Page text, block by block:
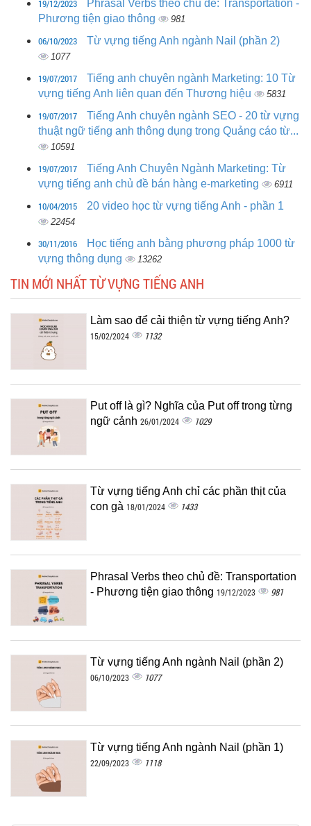
19/12/2023
Phrasal Verbs theo chủ đề: Transportation -
Phương tiện giao thông
981
06/10/2023 Từ vựng tiếng Anh ngành Nail (phần 2)
1077
19/07/2017
Tiếng anh chuyên ngành Marketing: 10 Từ
vựng tiếng Anh liên quan đến Thương hiệu
5831
19/07/2017
Tiếng Anh chuyên ngành SEO - 20 từ vựng
thuật ngữ tiếng anh thông dụng trong Quảng cáo từ...
10591
19/07/2017
Tiếng Anh Chuyên Ngành Marketing: Từ
vựng tiếng anh chủ đề bán hàng e-marketing
6911
10/04/2015 20 video học từ vựng tiếng Anh - phần 1
22454
30/11/2016
Học tiếng anh bằng phương pháp 1000 từ
vựng thông dụng
13262
TIN MỚI NHẤT TỪ VỰNG TIẾNG ANH
Làm sao để cải thiện từ vựng tiếng Anh?
15/02/2024 1132
Put off là gì? Nghĩa của Put off trong từng
ngữ cảnh 26/01/2024 1029
Từ vựng tiếng Anh chỉ các phần thịt của
con gà 18/01/2024 1433
Phrasal Verbs theo chủ đề: Transportation
- Phương tiện giao thông 19/12/2023 981
Từ vựng tiếng Anh ngành Nail (phần 2)
06/10/2023 1077
Từ vựng tiếng Anh ngành Nail (phần 1)
22/09/2023 1118